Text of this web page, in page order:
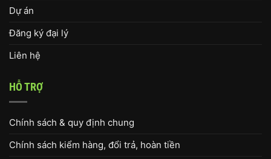
Dự án
Đăng ký đại lý
Liên hệ
HỖ TRỢ
Chính sách & quy định chung
Chính sách kiểm hàng, đổi trả, hoàn tiền